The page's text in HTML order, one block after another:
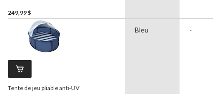
249,99 $
Tente de jeu pliable anti-UV
Bleu -